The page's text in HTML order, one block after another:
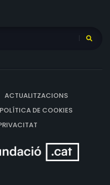
ACTUALITZACIONS
POLÍTICA DE COOKIES